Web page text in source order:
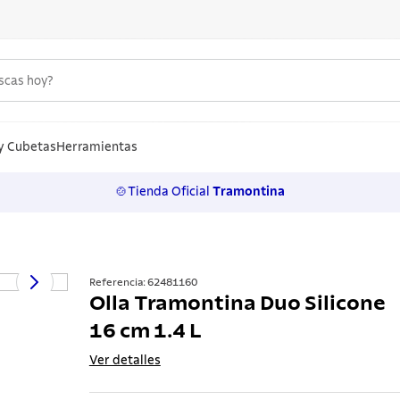
Cubetas Herramientas
🍲Tienda Oficial Tramontina
Referencia:62481160
Olla Tramontina Duo Silicone
16 cm 1.4 L
Ver detalles